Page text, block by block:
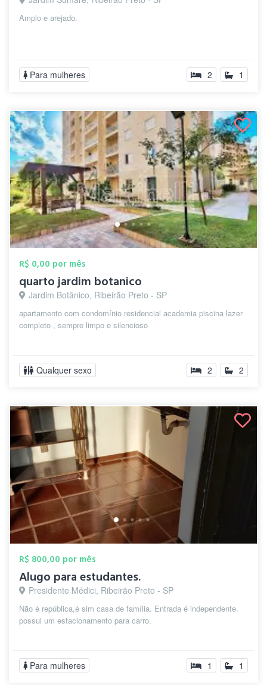
Amplo e arejado.
Para mulheres 2 1
R$ 0,00 por mês
quarto jardim botanico
Jardim Botânico, Ribeirão Preto - SP
apartamento com condomínio residencial academia piscina lazer
completo , sempre limpo e silencioso
Qualquer sexo 2 2
R$ 800,00 por mês
Alugo para estudantes.
Presidente Médici, Ribeirão Preto - SP
Não é república,é sim casa de família. Entrada é independente.
possui um estacionamento para carro.
Para mulheres 1 1